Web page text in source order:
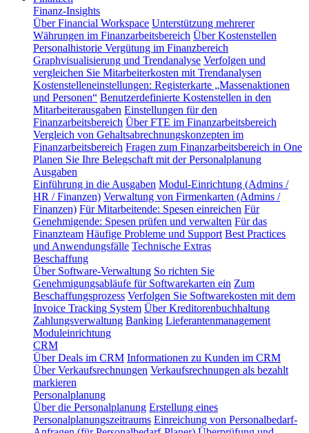
Finanz-Insights
Über Financial Workspace Unterstützung mehrerer
Währungen im Finanzarbeitsbereich Über Kostenstellen
Personalhistorie Vergütung im Finanzbereich
Graphvisualisierung und Trendanalyse Verfolgen und
vergleichen Sie Mitarbeiterkosten mit Trendanalysen
Kostenstelleneinstellungen: Registerkarte „Massenaktionen
und Personen“ Benutzerdefinierte Kostenstellen in den
Mitarbeiterausgaben Einstellungen für den
Finanzarbeitsbereich Über FTE im Finanzarbeitsbereich
Vergleich von Gehaltsabrechnungskonzepten im
Finanzarbeitsbereich Fragen zum Finanzarbeitsbereich in One
Planen Sie Ihre Belegschaft mit der Personalplanung
Ausgaben
Einführung in die Ausgaben Modul-Einrichtung (Admins /
HR / Finanzen) Verwaltung von Firmenkarten (Admins /
Finanzen) Für Mitarbeitende: Spesen einreichen Für
Genehmigende: Spesen prüfen und verwalten Für das
Finanzteam Häufige Probleme und Support Best Practices
und Anwendungsfälle Technische Extras
Beschaffung
Über Software-Verwaltung So richten Sie
Genehmigungsabläufe für Softwarekarten ein Zum
Beschaffungsprozess Verfolgen Sie Softwarekosten mit dem
Invoice Tracking System Über Kreditorenbuchhaltung
Zahlungsverwaltung Banking Lieferantenmanagement
Moduleinrichtung
CRM
Über Deals im CRM Informationen zu Kunden im CRM
Über Verkaufsrechnungen Verkaufsrechnungen als bezahlt
markieren
Personalplanung
Über die Personalplanung Erstellung eines
Personalplanungszeitraums Einreichung von Personalbedarf-